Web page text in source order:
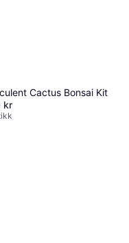
Cactus Bonsai Kit
kr